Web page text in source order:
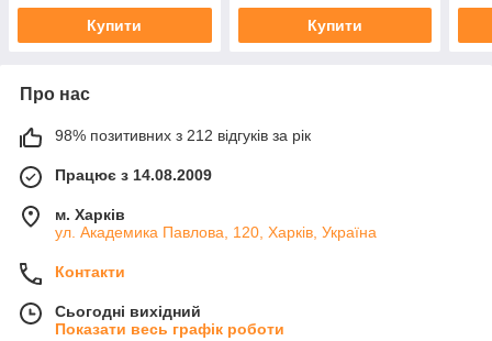
Купити Купити
Про нас
98% позитивних з 212 відгуків за рік
Працює з 14.08.2009
м. Харків
ул. Академика Павлова, 120, Харків, Україна
Контакти
Сьогодні вихідний
Показати весь графік роботи